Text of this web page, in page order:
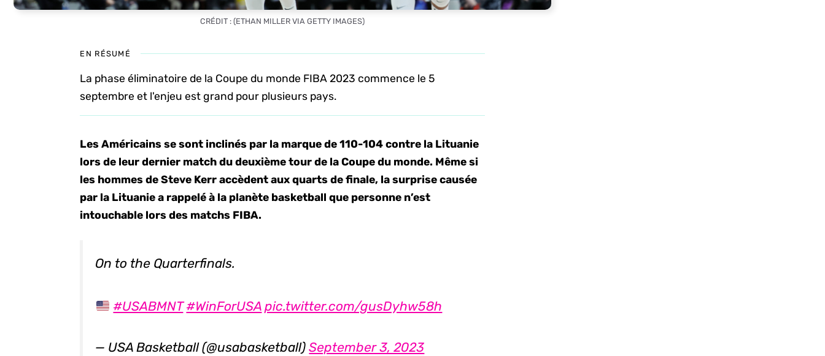
CRÉDIT : (ETHAN MILLER VIA GETTY IMAGES)
EN RÉSUMÉ
La phase éliminatoire de la Coupe du monde FIBA 2023 commence le 5
septembre et l'enjeu est grand pour plusieurs pays.
Les Américains se sont inclinés par la marque de 110-104 contre la Lituanie
lors de leur dernier match du deuxième tour de la Coupe du monde. Même si
les hommes de Steve Kerr accèdent aux quarts de finale, la surprise causée
par la Lituanie a rappelé à la planète basketball que personne n’est
intouchable lors des matchs FIBA.
On to the Quarterfinals.
#USABMNT #WinForUSA pic.twitter.com/gusDyhw58h
— USA Basketball (@usabasketball)September 3, 2023